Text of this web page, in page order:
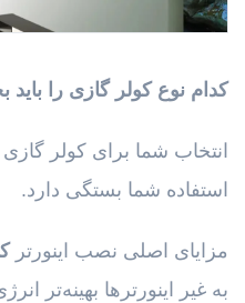
کدام نوع کولر گازی را باید
انتخاب شما برای کولر گازی
استفاده شما بستگی دارد.
مزایای اصلی نصب اینورتر
به غیر اینورترها بهینه‌تر